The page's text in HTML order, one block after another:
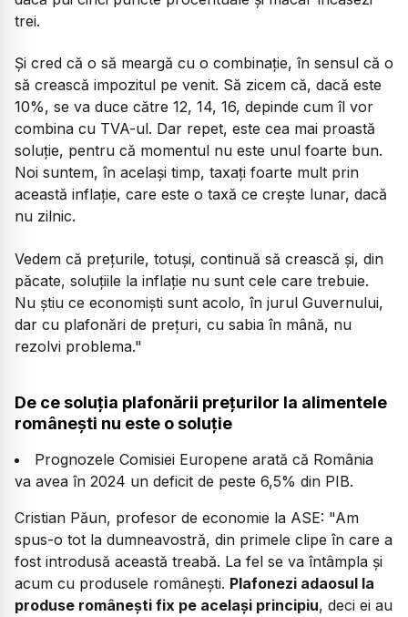
trei.
Și cred că o să meargă cu o combinație, în sensul că o
să crească impozitul pe venit. Să zicem că, dacă este
10%, se va duce către 12, 14, 16, depinde cum îl vor
combina cu TVA-ul. Dar repet, este cea mai proastă
soluție, pentru că momentul nu este unul foarte bun.
Noi suntem, în același timp, taxați foarte mult prin
această inflație, care este o taxă ce crește lunar, dacă
nu zilnic.
Vedem că prețurile, totuși, continuă să crească și, din
păcate, soluțiile la inflație nu sunt cele care trebuie.
Nu știu ce economiști sunt acolo, în jurul Guvernului,
dar cu plafonări de prețuri, cu sabia în mână, nu
rezolvi problema."
De ce soluția plafonării prețurilor la alimentele
românești nu este o soluție
Prognozele Comisiei Europene arată că România
va avea în 2024 un deficit de peste 6,5% din PIB.
Cristian Păun, profesor de economie la ASE: "Am
spus-o tot la dumneavostră, din primele clipe în care a
fost introdusă această treabă. La fel se va întâmpla și
acum cu produsele românești. Plafonezi adaosul la
produse românești fix pe același principiu, deci ei au